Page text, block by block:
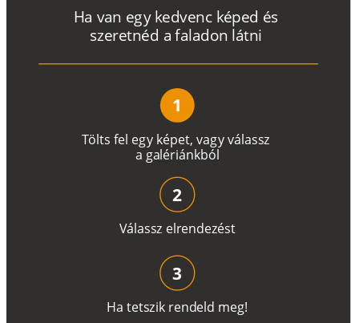
Tölts fel egy képet, vagyválassz
a galériánkból
Ha van egy kedvenc képed és
szeretnéd a faladon látni
1
Válassz elrendezést
2
Ha tetszik rendeld meg!
3